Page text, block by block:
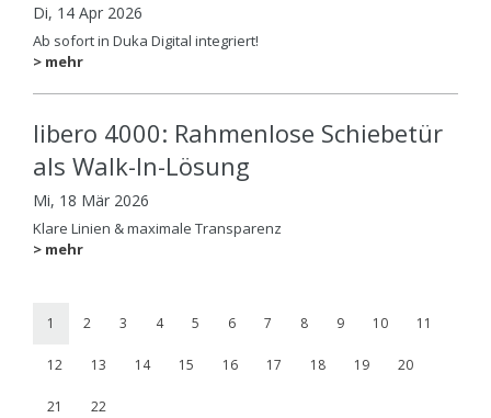
Di, 14 Apr 2026
Ab sofort in Duka Digital integriert!
> mehr
libero 4000: Rahmenlose Schiebetür
als Walk-In-Lösung
Mi, 18 Mär 2026
Klare Linien & maximale Transparenz
> mehr
1 2 3 4 5 6 7 8 9 10 11
12 13 14 15 16 17 18 19 20
21 22